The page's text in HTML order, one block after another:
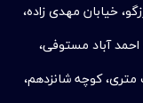
خیابان مهدی زاده،
احمد آباد مستوفی،
متری، کوچه شانزدهم،